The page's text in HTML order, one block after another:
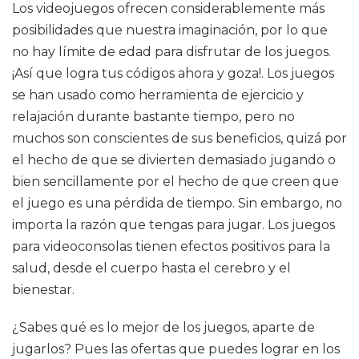
Los videojuegos ofrecen considerablemente más
posibilidades que nuestra imaginación, por lo que
no hay límite de edad para disfrutar de los juegos.
¡Así que logra tus códigos ahora y goza!. Los juegos
se han usado como herramienta de ejercicio y
relajación durante bastante tiempo, pero no
muchos son conscientes de sus beneficios, quizá por
el hecho de que se divierten demasiado jugando o
bien sencillamente por el hecho de que creen que
el juego es una pérdida de tiempo. Sin embargo, no
importa la razón que tengas para jugar. Los juegos
para videoconsolas tienen efectos positivos para la
salud, desde el cuerpo hasta el cerebro y el
bienestar.
¿Sabes qué es lo mejor de los juegos, aparte de
jugarlos? Pues las ofertas que puedes lograr en los